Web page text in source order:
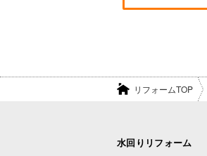
リフォームTOP
水回りリフォーム